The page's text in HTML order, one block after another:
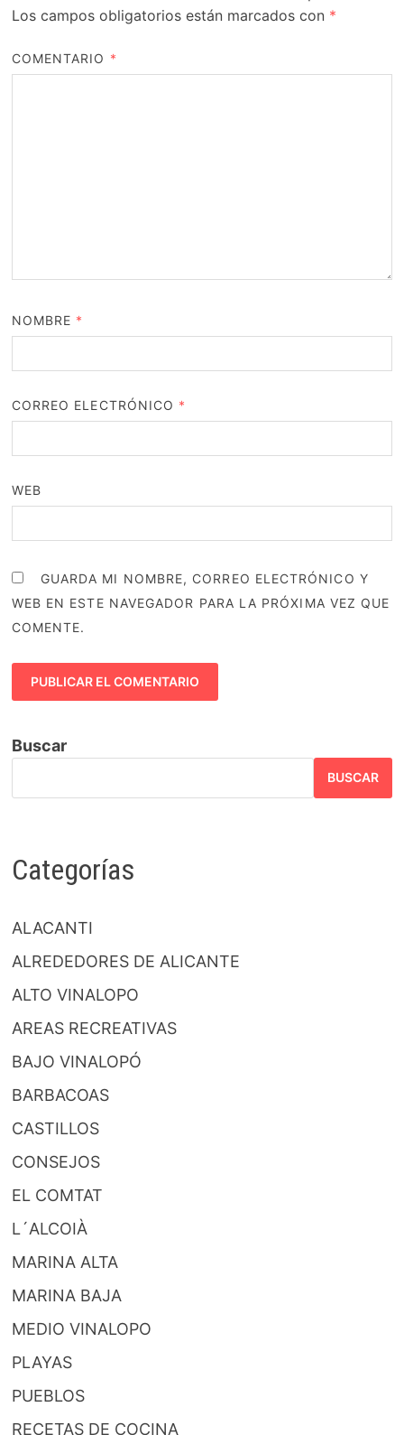
Los campos obligatorios están marcados con *
COMENTARIO *
NOMBRE *
CORREO ELECTRÓNICO *
WEB
GUARDA MI NOMBRE, CORREO ELECTRÓNICO Y
WEB EN ESTE NAVEGADOR PARA LA PRÓXIMA VEZ QUE
COMENTE.
Buscar
BUSCAR
Categorías
ALACANTI
ALREDEDORES DE ALICANTE
ALTO VINALOPO
AREAS RECREATIVAS
BAJO VINALOPÓ
BARBACOAS
CASTILLOS
CONSEJOS
EL COMTAT
L´ALCOIÀ
MARINA ALTA
MARINA BAJA
MEDIO VINALOPO
PLAYAS
PUEBLOS
RECETAS DE COCINA